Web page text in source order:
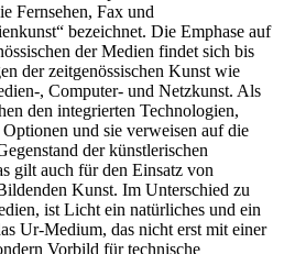
Fernsehen, Fax und
bezeichnet. Die Emphase auf
der Medien findet sich bis
der zeitgenössischen Kunst wie
, Computer- und Netzkunst. Als
den integrierten Technologien,
und sie verweisen auf die
der künstlerischen
gilt auch für den Einsatz von
Kunst. Im Unterschied zu
ist Licht ein natürliches und ein
Ur-Medium, das nicht erst mit einer
Vorbild für technische